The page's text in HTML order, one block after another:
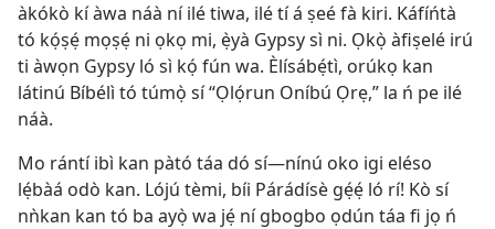
àkókò kí àwa náà ní ilé tiwa, ilé tí á ṣeé fà kiri. Káfíńtà
tó kọ́ṣẹ́ mọṣẹ́ ni ọkọ mi, ẹ̀yà Gypsy sì ni. Ọkọ̀ àfiṣelé irú
ti àwọn Gypsy ló sì kọ́ fún wa. Èlísábẹ́tì, orúkọ kan
látinú Bíbélì tó túmọ̀ sí “Ọlọ́run Oníbú Ọrẹ,” la ń pe ilé
náà.
Mo rántí ibì kan pàtó táa dó sí—nínú oko igi eléso
lẹ́bàá odò kan. Lójú tèmi, bíi Párádísè gẹ́ẹ́ ló rí! Kò sí
nǹkan kan tó ba ayọ̀ wa jẹ́ ní gbogbo ọdún táa fi jọ ń